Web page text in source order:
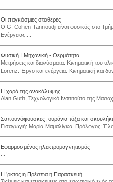
Οι παγκόσμιες σταθερές
Ο G. Cohen-Tannoudji είναι φυσικός στο
Ενέργειας....
Φυσική Ι Μηχανική - Θερμότητα
Μετρήσεις και διανύσματα. Κινηματική του
Lorenz. Έργο και ενέργεια. Κινηματική και
Η χαρά της ανακάλυψης
Alan Guth, Τεχνολογικό Ινστιτούτο της
Σαπουνόφουσκες, ουράνια τόξα και
Εισαγωγή: Μαρία Μαμαλίγκα. Πρόλογος:
Εφαρμοσμένος ηλεκτρομαγνητισμός
Η ’ρκτος η Πρέσπα η Παρασκευή